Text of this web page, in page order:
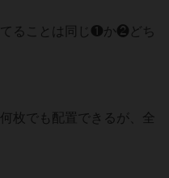
てることは同じ❶か❷どち
枚でも配置できるが、全